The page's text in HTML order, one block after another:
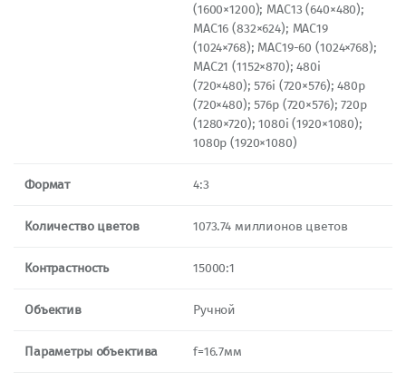
(1600×1200); MAC13 (640×480);
MAC16 (832×624); MAC19
(1024×768); MAC19-60 (1024×768);
MAC21 (1152×870); 480i
(720×480); 576i (720×576); 480p
(720×480); 576p (720×576); 720p
(1280×720); 1080i (1920×1080);
1080p (1920×1080)
Формат 4:3
Количество цветов 1073.74 миллионов цветов
Контрастность 15000:1
Объектив Ручной
Параметры объектива f=16.7мм